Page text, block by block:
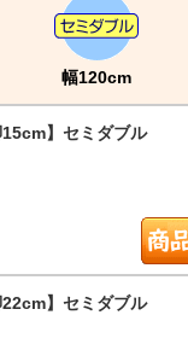
幅120cm